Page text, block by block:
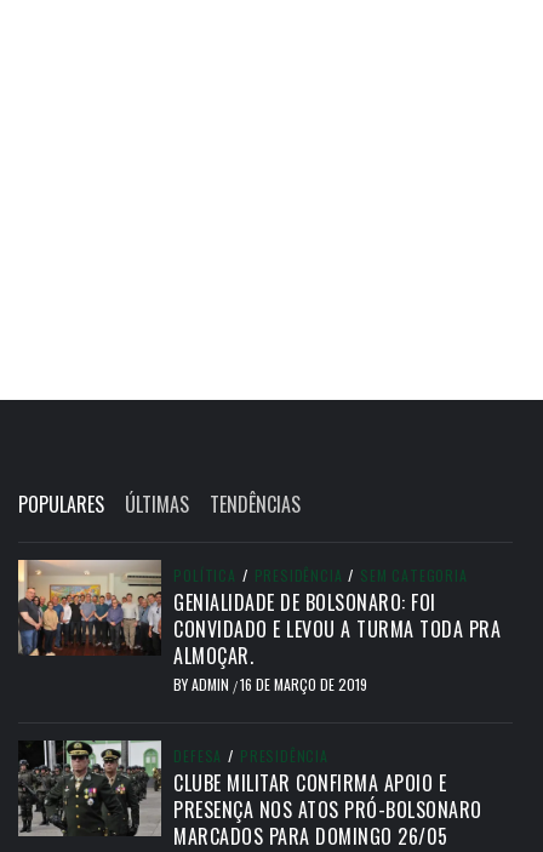
POPULARES ÚLTIMAS TENDÊNCIAS
POLÍTICA / PRESIDÊNCIA / SEM CATEGORIA
GENIALIDADE DE BOLSONARO: FOI
CONVIDADO E LEVOU A TURMA TODA PRA
ALMOÇAR.
BYADMIN /16 DE MARÇO DE 2019
DEFESA / PRESIDÊNCIA
CLUBE MILITAR CONFIRMA APOIO E
PRESENÇA NOS ATOS PRÓ-BOLSONARO
MARCADOS PARA DOMINGO 26/05